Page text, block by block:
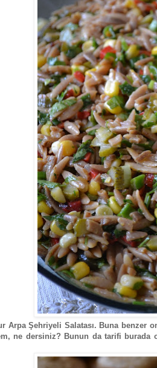
Arpa Şehriyeli Salatası. Buna
ne dersiniz? Bunun da tarifi burada